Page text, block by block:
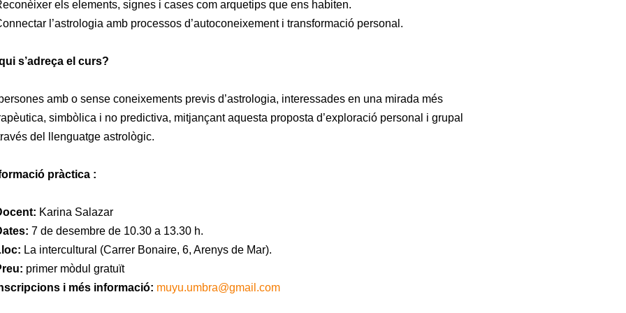
els elements, signes i cases com arquetips que ens habiten.
l’astrologia amb processos d’autoconeixement i transformació personal.
s’adreça el curs?
amb o sense coneixements previs d’astrologia, interessades en una mirada més
simbòlica i no predictiva, mitjançant aquesta proposta d’exploració personal i grupal
del llenguatge astrològic.
pràctica :
Karina Salazar
7 de desembre de 10.30 a 13.30 h.
La intercultural (Carrer Bonaire, 6, Arenys de Mar).
primer mòdul gratuït
i més informació: muyu.umbra@gmail.com